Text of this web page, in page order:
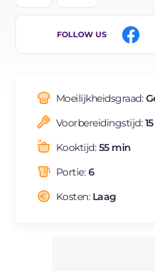
IT
ES
FR
BR
FOLLOW US
Moeilijkheidsgraad:
Voorbereidingstijd:
Kooktijd:55 min
Portie:6
Kosten: Laag